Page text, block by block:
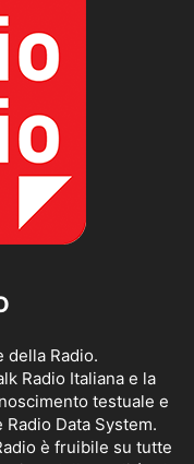
della Radio.
Radio Italiana e la
testuale e
Data System.
è fruibile su tutte